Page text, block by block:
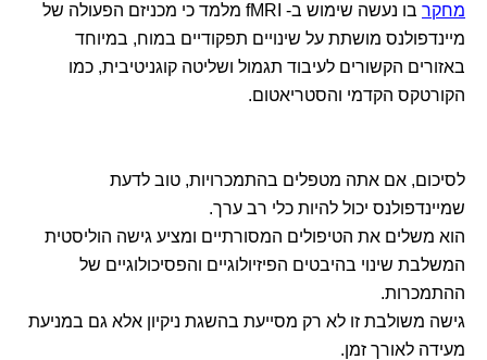
מחקר
בו נעשה שימוש ב- fMRI מלמד כי מכניזם הפעולה של
מיינדפולנס מושתת על שינויים תפקודיים במוח, במיוחד
באזורים הקשורים לעיבוד תגמול ושליטה קוגניטיבית, כמו
הקורטקס הקדמי והסטריאטום.
לסיכום, אם אתה מטפלים בהתמכרויות, טוב לדעת
שמיינדפולנס יכול להיות כלי רב ערך.
הוא משלים את הטיפולים המסורתיים ומציע גישה הוליסטית
המשלבת שינוי בהיבטים הפיזיולוגיים והפסיכולוגיים של
ההתמכרות.
גישה משולבת זו לא רק מסייעת בהשגת ניקיון אלא גם במניעת
מעידה לאורך זמן.